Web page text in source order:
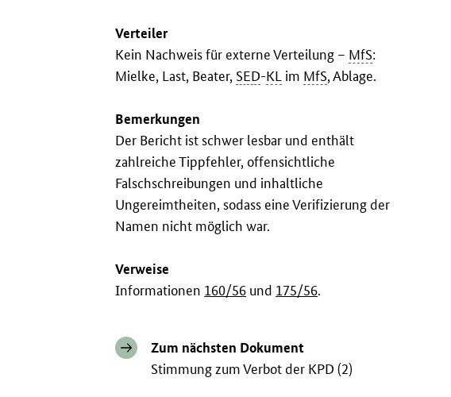
Verteiler
Kein Nachweis für externe Verteilung – MfS:
Mielke, Last, Beater, SED-KL im MfS, Ablage.
Bemerkungen
Der Bericht ist schwer lesbar und enthält
zahlreiche Tippfehler, offensichtliche
Falschschreibungen und inhaltliche
Ungereimtheiten, sodass eine Verifizierung der
Namen nicht möglich war.
Verweise
Informationen 160/56 und 175/56.
Zum nächsten Dokument
Stimmung zum Verbot der KPD (2)